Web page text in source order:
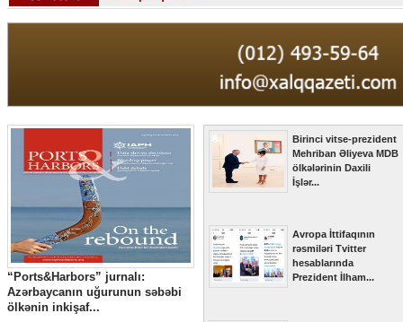
“Ports&Harbors” jurnalı:
Azərbaycanın uğurunun səbəbi
ölkənin inkişaf...
Birinci vitse-prezident
Mehriban Əliyeva MDB
ölkələrinin Daxili
İşlər...
Avropa İttifaqının
rəsmiləri Tvitter
hesablarında
Prezident İlham...